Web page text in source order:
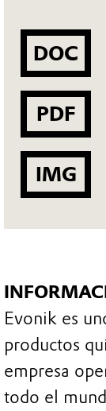
DOC
PDF
IMG
Evonik es
productos
empresa
todo el